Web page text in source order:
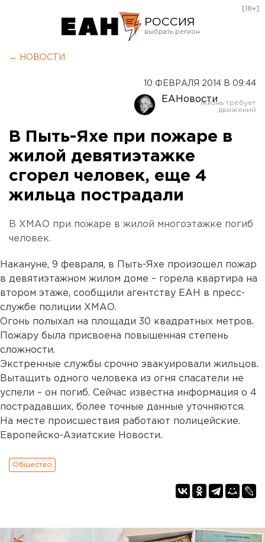
РОССИЯ
Оренбург
[18+]
← НОВОСТИ
10 ФЕВРАЛЯ 2014 В 09:44
ЕАНовости
В Пыть-Яхе при пожаре в
жилой девятиэтажке
сгорел человек, еще 4
жильца пострадали
В ХМАО при пожаре в жилой многоэтажке погиб
человек.
Накануне, 9 февраля, в Пыть-Яхе произошел пожар
в девятиэтажном жилом доме – горела квартира на
втором этаже, сообщили агентству ЕАН в пресс-
службе полиции ХМАО.
Огонь полыхал на площади 30 квадратных метров.
Пожару была присвоена повышенная степень
сложности.
Экстренные службы срочно эвакуировали жильцов.
Вытащить одного человека из огня спасатели не
успели – он погиб. Сейчас известна информация о 4
пострадавших, более точные данные уточняются.
На месте происшествия работают полицейские.
Европейско-Азиатские Новости.
Общество